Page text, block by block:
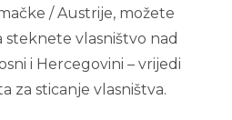
/ Austrije, možete
steknete vlasništvo nad
i Hercegovini – vrijedi
za sticanje vlasništva.